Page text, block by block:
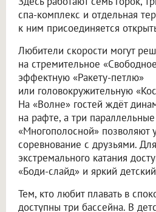
спа-комплекс и отдельная
к ним присоединяется
Любители скорости могут
на стремительное
эффектную «Ракету-петлю»
или головокружительную
На «Волне» гостей ждёт
на рафте, а три
«Многополосной» позволяют
соревнование с друзьями.
экстремального катания
«Боди-слайд» и яркий
Тем, кто любит плавать в
доступны три бассейна. В